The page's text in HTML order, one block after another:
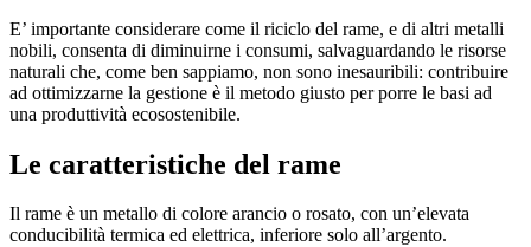
E’ importante considerare come il riciclo del rame, e di altri metalli
nobili, consenta di diminuirne i consumi, salvaguardando le risorse
naturali che, come ben sappiamo, non sono inesauribili: contribuire
ad ottimizzarne la gestione è il metodo giusto per porre le basi ad
una produttività ecosostenibile.
Le caratteristiche del rame
Il rame è un metallo di colore arancio o rosato, con un’elevata
conducibilità termica ed elettrica, inferiore solo all’argento.